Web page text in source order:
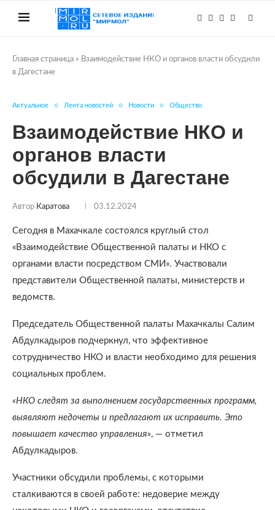
Главная страница » Взаимодействие НКО и органов власти обсудили
в Дагестане
Актуальное Лента новостей Новости Общество
Взаимодействие НКО и
органов власти
обсудили в Дагестане
Автор Каратова 03.12.2024
Сегодня в Махачкале состоялся круглый стол
«Взаимодействие Общественной палаты и НКО с
органами власти посредством СМИ». Участвовали
представители Общественной палаты, министерств и
ведомств.
Председатель Общественной палаты Махачкалы Салим
Абдулкадыров подчеркнул, что эффективное
сотрудничество НКО и власти необходимо для решения
социальных проблем.
«НКО следят за выполнением государственных программ,
выявляют недочеты и предлагают их исправить. Это
повышает качество управления», — отметил
Абдулкадыров.
Участники обсудили проблемы, с которыми
сталкиваются в своей работе: недоверие между